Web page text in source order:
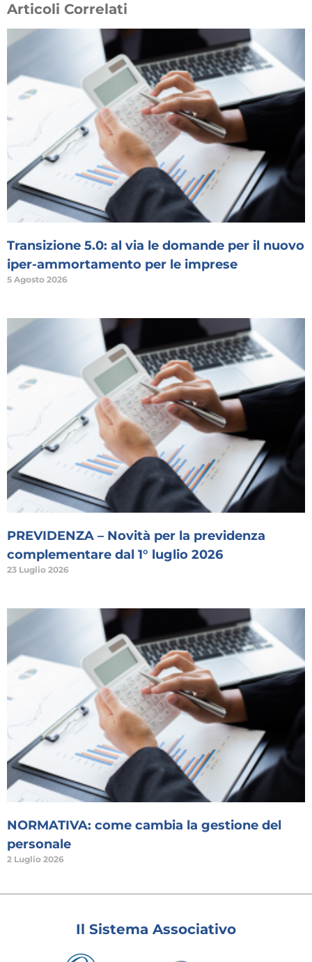
Articoli Correlati
Transizione 5.0: al via le domande per il nuovo
iper-ammortamento per le imprese
5 Agosto 2026
PREVIDENZA – Novità per la previdenza
complementare dal 1° luglio 2026
23 Luglio 2026
NORMATIVA: come cambia la gestione del
personale
2 Luglio 2026
Il Sistema Associativo